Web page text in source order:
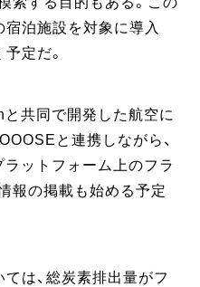
宿泊施設を対象に導入
定だ。
共同で開発した航空に
と連携しながら、
ラットフォーム上のフラ
報の掲載も始める予定
は、総炭素排出量がフ